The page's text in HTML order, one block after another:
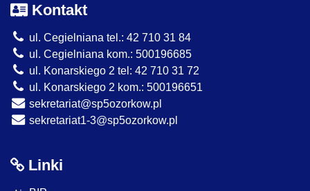
Kontakt
ul. Cegielniana tel.: 42 710 31 84
ul. Cegielniana kom.: 500196685
ul. Konarskiego 2 tel: 42 710 31 72
ul. Konarskiego 2 kom.: 500196651
sekretariat@sp5ozorkow.pl
sekretariat1-3@sp5ozorkow.pl
Linki